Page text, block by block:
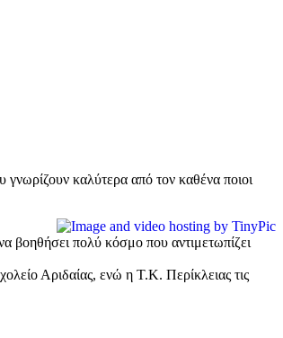
καλύτερα από τον καθένα ποιοι
βοηθήσει πολύ κόσμο που αντιμετωπίζει
Αριδαίας, ενώ η Τ.Κ. Περίκλειας τις